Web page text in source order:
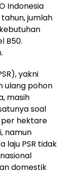
Indonesia
jumlah
B50.
yakni
ulang pohon
masih
soal
per hektare
namun
laju PSR tidak
domestik